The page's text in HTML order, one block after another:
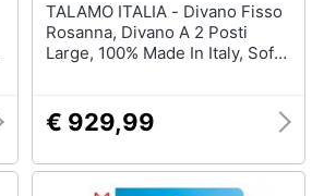
TALAMO ITALIA - Divano Fisso
Rosanna, Divano A 2 Posti
Large, 100% Made In Italy, Sofà
200x95h90, Blu
€ 929,99